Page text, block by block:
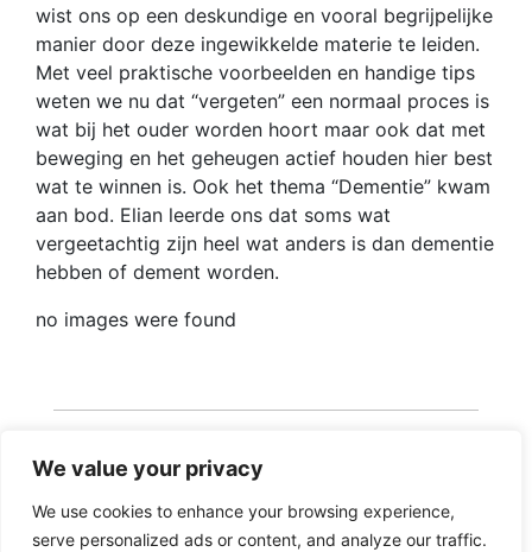
We value your privacy
We use cookies to enhance your browsing experience,
serve personalized ads or content, and analyze our traffic.
wist ons op een deskundige en vooral begrijpelijke
manier door deze ingewikkelde materie te leiden.
Met veel praktische voorbeelden en handige tips
weten we nu dat “vergeten” een normaal proces is
wat bij het ouder worden hoort maar ook dat met
beweging en het geheugen actief houden hier best
wat te winnen is. Ook het thema “Dementie” kwam
aan bod. Elian leerde ons dat soms wat
vergeetachtig zijn heel wat anders is dan dementie
hebben of dement worden.
no images were found